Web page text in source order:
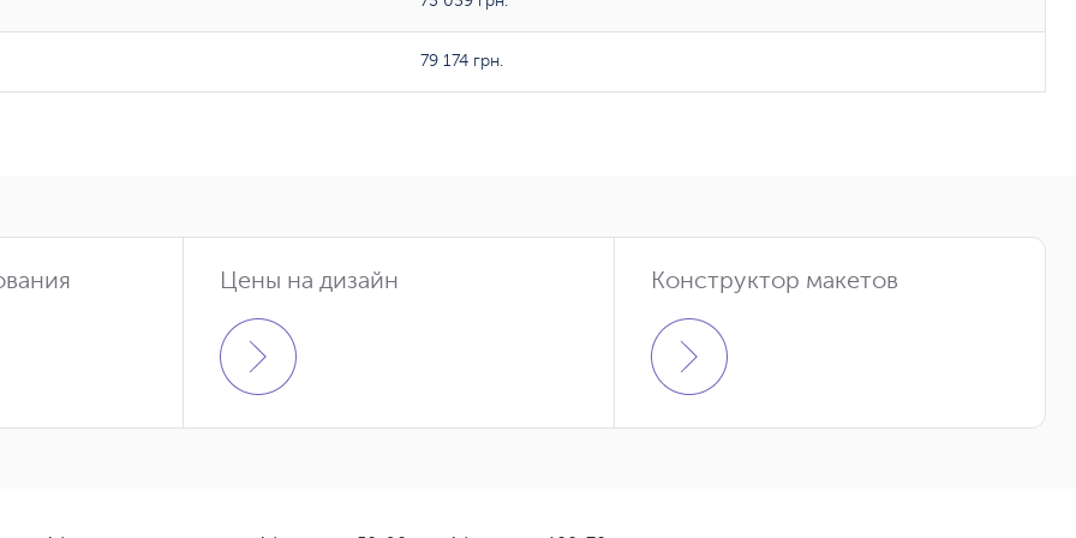
79 174 грн.
376 грн.
Цены на дизайн Конструктор макетов